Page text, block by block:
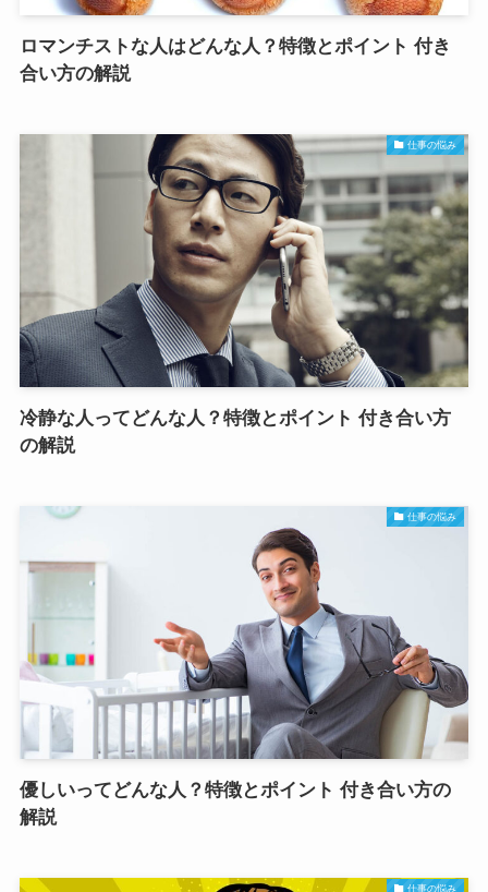
ロマンチストな人はどんな人？特徴とポイント 付き
合い方の解説
仕事の悩み
冷静な人ってどんな人？特徴とポイント 付き合い方
の解説
仕事の悩み
優しいってどんな人？特徴とポイント 付き合い方の
解説
仕事の悩み